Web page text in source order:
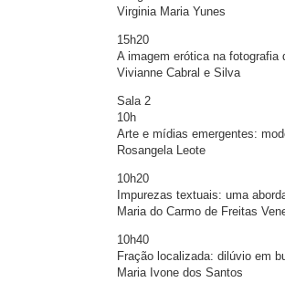
Virginia Maria Yunes
15h20
A imagem erótica na fotografia
Vivianne Cabral e Silva
Sala 2
10h
Arte e mídias emergentes:
Rosangela Leote
10h20
Impurezas textuais: uma
Maria do Carmo de Freitas
10h40
Fração localizada: dilúvio em
Maria Ivone dos Santos